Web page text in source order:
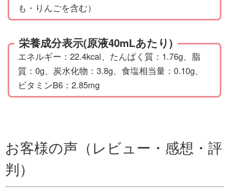
も・りんごを含む）
栄養成分表示(原液40mLあたり)
エネルギー：22.4kcal、たんぱく質：1.76g、脂
質：0g、炭水化物：3.8g、食塩相当量：0.10g、
ビタミンB6：2.85mg
お客様の声（レビュー・感想・評
判）